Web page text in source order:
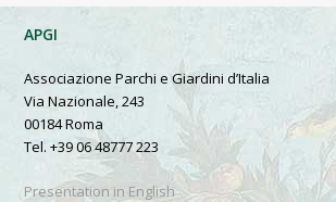
APGI
Associazione Parchi e Giardini d’Italia
Via Nazionale, 243
00184 Roma
Tel. +39 06 48777 223
Presentation in English